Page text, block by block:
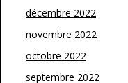
décembre 2022
novembre 2022
octobre 2022
septembre 2022